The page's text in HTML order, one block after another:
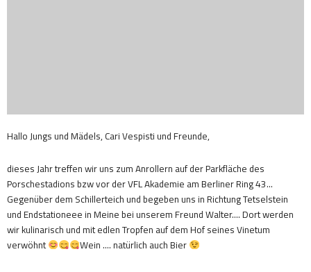
Hallo Jungs und Mädels, Cari Vespisti und Freunde,
dieses Jahr treffen wir uns zum Anrollern auf der Parkfläche des
Porschestadions bzw vor der VFL Akademie am Berliner Ring 43…
Gegenüber dem Schillerteich und begeben uns in Richtung Tetselstein
und Endstationeee in Meine bei unserem Freund Walter…. Dort werden
wir kulinarisch und mit edlen Tropfen auf dem Hof seines Vinetum
verwöhnt
Wein …. natürlich auch Bier